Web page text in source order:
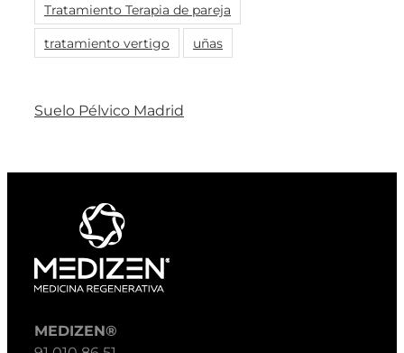
Tratamiento Terapia de pareja
tratamiento vertigo uñas
Suelo Pélvico Madrid
MEDIZEN®